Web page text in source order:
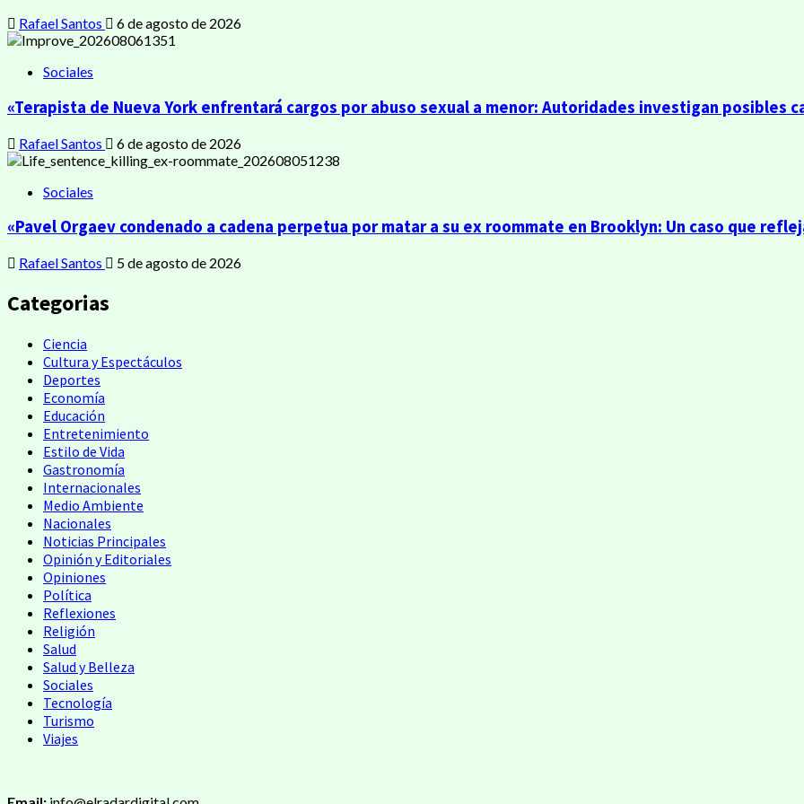
Rafael Santos 6 de agosto de 2026
Sociales
«Terapista de Nueva York enfrentará cargos por abuso sexual a menor: Autoridades investigan posibles
Rafael Santos 6 de agosto de 2026
Sociales
«Pavel Orgaev condenado a cadena perpetua por matar a su ex roommate en Brooklyn: Un caso que
Rafael Santos 5 de agosto de 2026
Categorias
Ciencia
Cultura y Espectáculos
Deportes
Economía
Educación
Entretenimiento
Estilo de Vida
Gastronomía
Internacionales
Medio Ambiente
Nacionales
Noticias Principales
Opinión y Editoriales
Opiniones
Política
Reflexiones
Religión
Salud
Salud y Belleza
Sociales
Tecnología
Turismo
Viajes